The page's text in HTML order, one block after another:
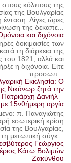
κόλπους της
της Βουλγαρίας
ένταση. Λίγες ώρες
της δεκαπε...
και διχόνοια
δοκιμασίες των
τη διάρκεια της
του 1821, αλλά και
η διχόνοια. Είτε
προσωπ...
Εκκλησία: Ο
Νικάνωρ ζητά την
Δανιήλ –
15νθήμερη αργία
π. Παναγιώτης
εσωτερική κρίση
της Βουλγαρίας,
μετωπική σύγκ...
Γεώργιος
Κάτω Βολιμών
Ζακύνθου